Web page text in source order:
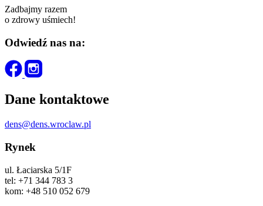
Zadbajmy razem
o zdrowy uśmiech!
Odwiedź nas na:
Dane kontaktowe
dens@dens.wroclaw.pl
Rynek
ul. Łaciarska 5/1F
tel: +71 344 783 3
kom: +48 510 052 679